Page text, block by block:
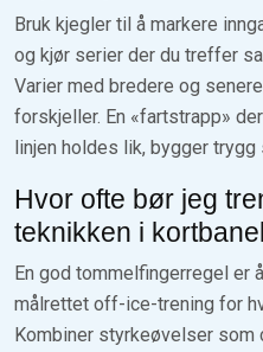
Bruk kjegler til å markere
og kjør serier der du treffer
Varier med bredere og
forskjeller. En «fartstrapp»
linjen holdes lik, bygger trygg
Hvor ofte bør jeg
teknikken i
En god tommelfingerregel er
målrettet off-ice-trening for
Kombiner styrkeøvelser